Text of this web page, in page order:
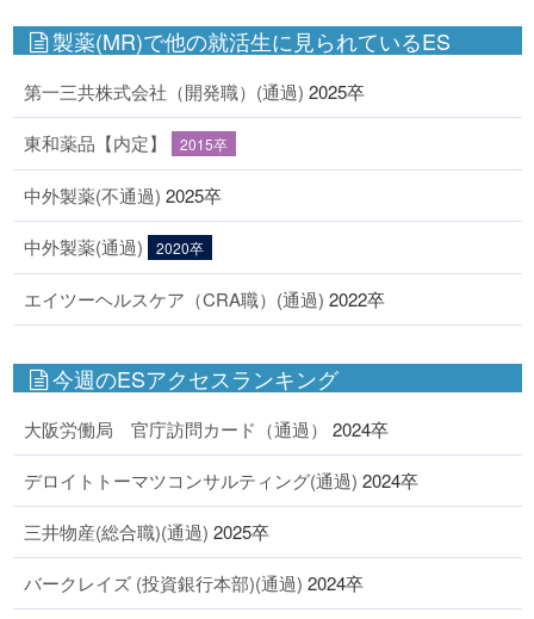
製薬(MR)で他の就活生に見られているES
第一三共株式会社（開発職）(通過) 2025卒
東和薬品【内定】 2015卒
中外製薬(不通過) 2025卒
中外製薬(通過) 2020卒
エイツーヘルスケア（CRA職）(通過) 2022卒
今週のESアクセスランキング
大阪労働局 官庁訪問カード（通過） 2024卒
デロイトトーマツコンサルティング(通過) 2024卒
三井物産(総合職)(通過) 2025卒
バークレイズ (投資銀行本部)(通過) 2024卒